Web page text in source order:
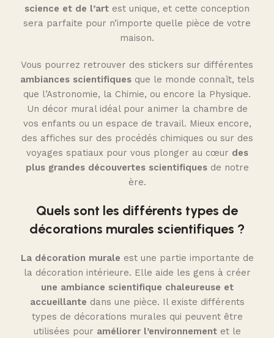
science et de l’art est unique, et cette conception
sera parfaite pour n’importe quelle pièce de votre
maison.
Vous pourrez retrouver des stickers sur différentes
ambiances scientifiquesque le monde connaît, tels
que l’Astronomie, la Chimie, ou encore la Physique.
Un décor mural idéal pour animer la chambre de
vos enfants ou un espace de travail. Mieux encore,
des affiches sur des procédés chimiques ou sur des
voyages spatiaux pour vous plonger au cœur des
plus grandes découvertes scientifiquesde notre
ère.
Quels sont les différents types de
décorations murales scientifiques ?
La décoration murale est une partie importante de
la décoration intérieure. Elle aide les gens à créer
une ambiance scientifique chaleureuse et
accueillante dans une pièce. Il existe différents
types de décorations murales qui peuvent être
utilisées pour améliorer l’environnementet le